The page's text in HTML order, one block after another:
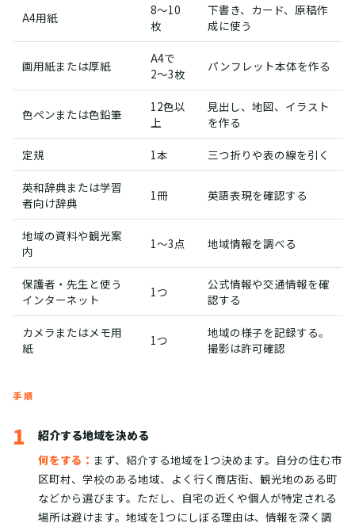
A4用紙
8〜10
枚
下書き、カード、原稿作
成に使う
画用紙または厚紙
A4で
2〜3枚
パンフレット本体を作る
色ペンまたは色鉛筆
12色以
上
見出し、地図、イラスト
を作る
定規 1本 三つ折りや表の線を引く
英和辞典または学習
者向け辞典
1冊 英語表現を確認する
地域の資料や観光案
内
1〜3点 地域情報を調べる
保護者・先生と使う
インターネット
1つ
公式情報や交通情報を確
認する
カメラまたはメモ用
紙
1つ
地域の様子を記録する。
撮影は許可確認
手順
1
紹介する地域を決める
何をする： まず、紹介する地域を1つ決めます。自分の住む市
区町村、学校のある地域、よく行く商店街、観光地のある町
などから選びます。ただし、自宅の近くや個人が特定される
場所は避けます。地域を1つにしぼる理由は、情報を深く調